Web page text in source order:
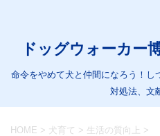
ドッグウォーカー
命令をやめて犬と仲間になろう！
対処法、文
HOME > 犬育て > 生活の質向上 >